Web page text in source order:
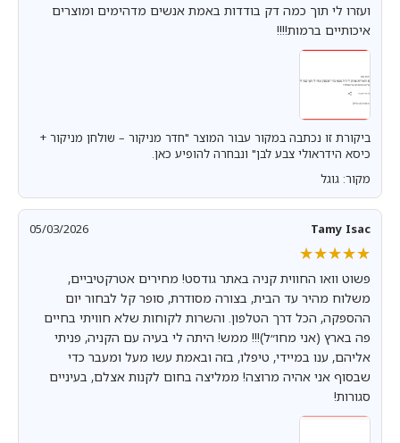
ועזרו לי תוך כמה דק בודדות באמת אנשים מדהימים ומוצרים
איכותיים ברמות!!!!
ביקורת זו נכתבה במקור עבור המוצר "חדר מניקור – שולחן מניקור +
כיסא הידראולי צבע לבן" ונבחרה להופיע כאן.
מקור: גוגל
Tamy Isac
05/03/2026
★★★★★
★★★★★
פשוט וואו החווית קניה באתר גודסט! מחירים אטרקטיביים,
משלוח מהיר עד הבית, בצורה מסודרת, סופר קל לבחור יום
ההספקה, הכל דרך הטלפון. והשרות לקוחות שלא חוויתי בחיים
פה בארץ (אני מחו״ל)!!! ממש! היתה לי בעיה עם הקניה, פניתי
אליהם, ענו במיידי, טיפלו, בזה ובאמת עשו מעל ומעבר כדי
שבסוף אני אהיה מרוצה! ממליצה בחום לקנות אצלם, בעיניים
סגורות!